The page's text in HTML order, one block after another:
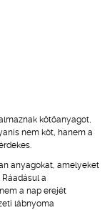
kötőanyagot,
nem köt, hanem a
anyagokat, amelyeket
a
a nap erejét
lábnyoma